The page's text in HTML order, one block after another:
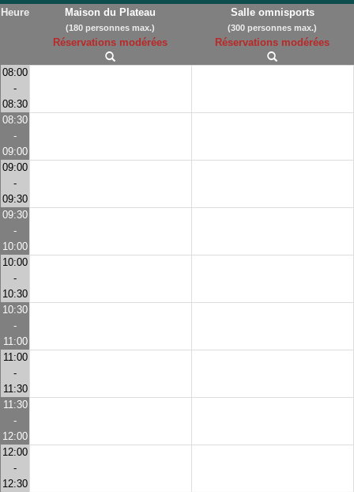
Heure Maison du Plateau
(180 personnes max.)
Réservations modérées
Salle omnisports
(300 personnes max.)
Réservations modérées
08:00
-
08:30
08:30
-
09:00
09:00
-
09:30
09:30
-
10:00
10:00
-
10:30
10:30
-
11:00
11:00
-
11:30
11:30
-
12:00
12:00
-
12:30